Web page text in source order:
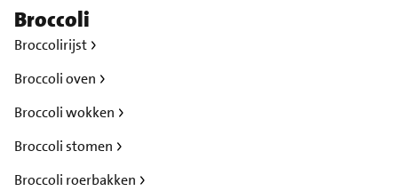
Broccoli
Broccolirijst
Broccoli oven
Broccoli wokken
Broccoli stomen
Broccoli roerbakken